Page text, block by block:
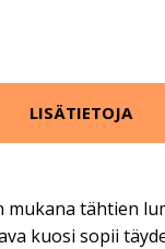
LISÄTIETOJA
mukana tähtien
kuosi sopii